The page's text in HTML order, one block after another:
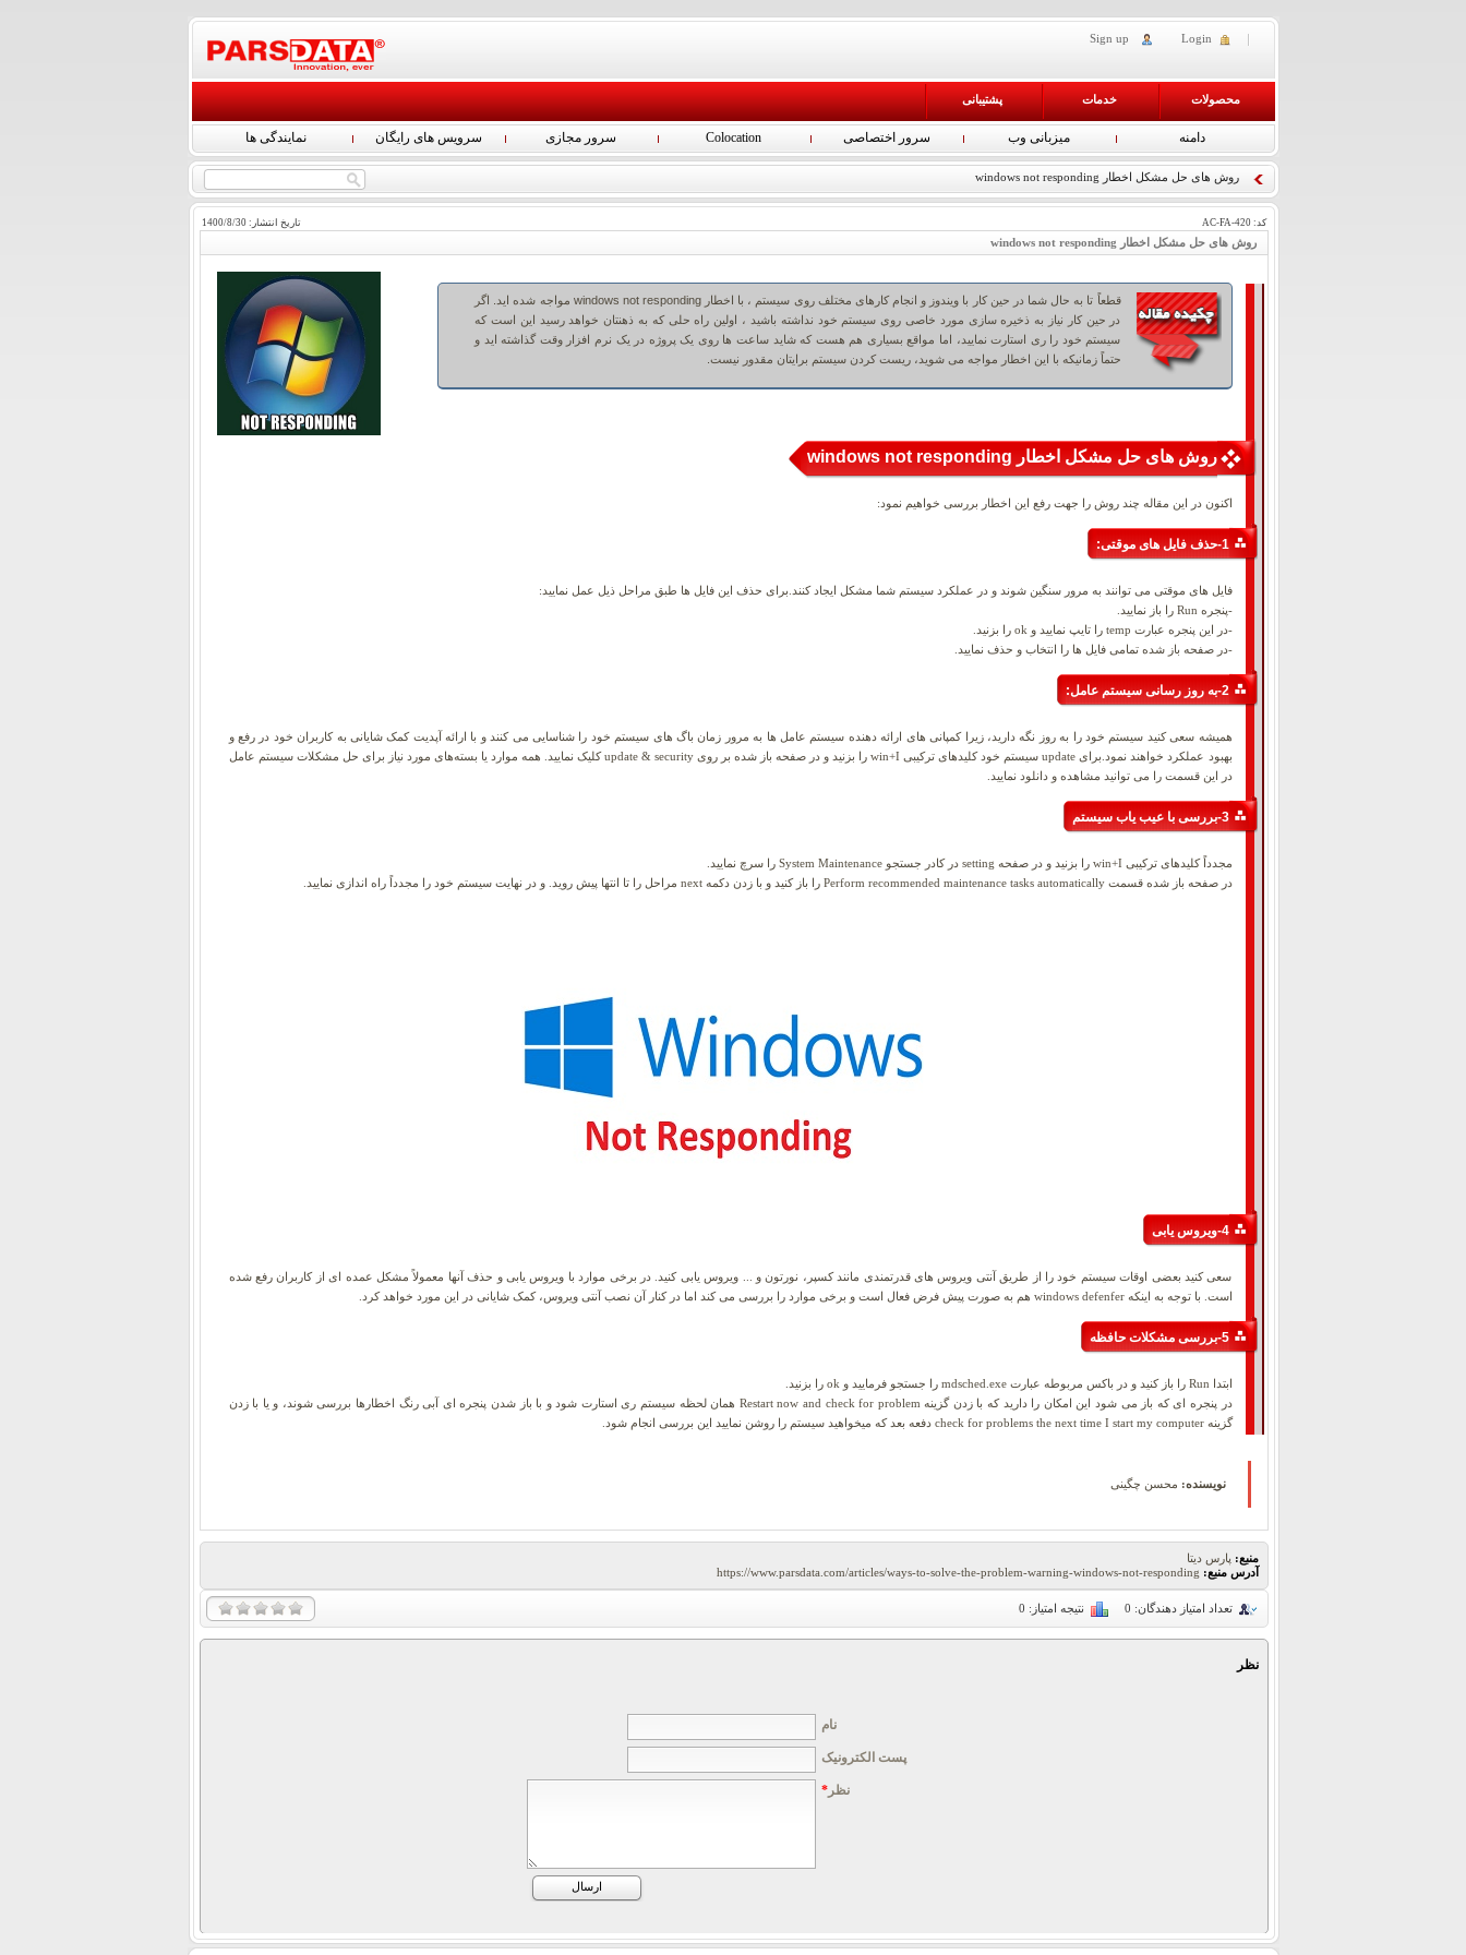
Login
Sign up
محصولات خدمات پشتیبانی
دامنه میزبانی وب سرور اختصاصی Colocation سرور مجازی سرویس های رایگان نمایندگی ها
روش های حل مشکل اخطار windows not responding
کد:AC-FA-420 تاریخ انتشار: 1400/8/30
روش های حل مشکل اخطار windows not responding
قطعاً تا به حال شما در حین کار با ویندوز و انجام کارهای مختلف روی سیستم ، با اخطار windows not responding مواجه شده اید. اگر
در حین کار نیاز به ذخیره سازی مورد خاصی روی سیستم خود نداشته باشید ، اولین راه حلی که به ذهنتان خواهد رسید این است که
سیستم خود را ری استارت نمایید، اما مواقع بسیاری هم هست که شاید ساعت ها روی یک پروژه در یک نرم افزار وقت گذاشته اید و
حتماً زمانیکه با این اخطار مواجه می شوید، ریست کردن سیستم برایتان مقدور نیست.
روش های حل مشکل اخطار windows not responding
اکنون در این مقاله چند روش را جهت رفع این اخطار بررسی خواهیم نمود:
1-حذف فایل های موقتی:
فایل های موقتی می توانند به مرور سنگین شوند و در عملکرد سیستم شما مشکل ایجاد کنند.برای حذف این فایل ها طبق مراحل ذیل عمل نمایید:
-پنجره Run را باز نمایید.
-در این پنجره عبارت temp را تایپ نمایید و ok را بزنید.
-در صفحه باز شده تمامی فایل ها را انتخاب و حذف نمایید.
2-به روز رسانی سیستم عامل:
همیشه سعی کنید سیستم خود را به روز نگه دارید، زیرا کمپانی های ارائه دهنده سیستم عامل ها به مرور زمان باگ های سیستم خود را شناسایی می کنند و با ارائه آپدیت کمک شایانی به کاربران خود در رفع و
بهبود عملکرد خواهند نمود.برای update سیستم خود کلیدهای ترکیبی win+I را بزنید و در صفحه باز شده بر روی update & security کلیک نمایید. همه موارد یا بسته‌های مورد نیاز برای حل مشکلات سیستم عامل
در این قسمت را می توانید مشاهده و دانلود نمایید.
3-بررسی با عیب یاب سیستم
مجدداً کلیدهای ترکیبی win+I را بزنید و در صفحه setting در کادر جستجو System Maintenance را سرچ نمایید.
در صفحه باز شده قسمت Perform recommended maintenance tasks automatically را باز کنید و با زدن دکمه next مراحل را تا انتها پیش روید. و در نهایت سیستم خود را مجدداً راه اندازی نمایید.
4-ویروس یابی
سعی کنید بعضی اوقات سیستم خود را از طریق آنتی ویروس های قدرتمندی مانند کسپر، نورتون و ... ویروس یابی کنید. در برخی موارد با ویروس یابی و حذف آنها معمولاً مشکل عمده ای از کاربران رفع شده
است. با توجه به اینکه windows defenfer هم به صورت پیش فرض فعال است و برخی موارد را بررسی می کند اما در کنار آن نصب آنتی ویروس، کمک شایانی در این مورد خواهد کرد.
5-بررسی مشکلات حافظه
ابتدا Run را باز کنید و در باکس مربوطه عبارت mdsched.exe را جستجو فرمایید و ok را بزنید.
در پنجره ای که باز می شود این امکان را دارید که با زدن گزینه Restart now and check for problem همان لحظه سیستم ری استارت شود و با باز شدن پنجره ای آبی رنگ اخطارها بررسی شوند، و یا با زدن
گزینه check for problems the next time I start my computer دفعه بعد که میخواهید سیستم را روشن نمایید این بررسی انجام شود.
نویسنده: محسن چگینی
منبع: پارس دیتا
آدرس منبع: https://www.parsdata.com/articles/ways-to-solve-the-problem-warning-windows-not-responding
تعداد امتیاز دهندگان: 0 نتیجه امتیاز: 0
نظر
نام
پست الکترونیک
نظر*